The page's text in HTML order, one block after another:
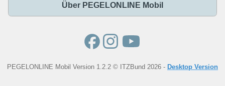
Über PEGELONLINE Mobil
PEGELONLINE Mobil Version 1.2.2 © ITZBund 2026 - Desktop Version